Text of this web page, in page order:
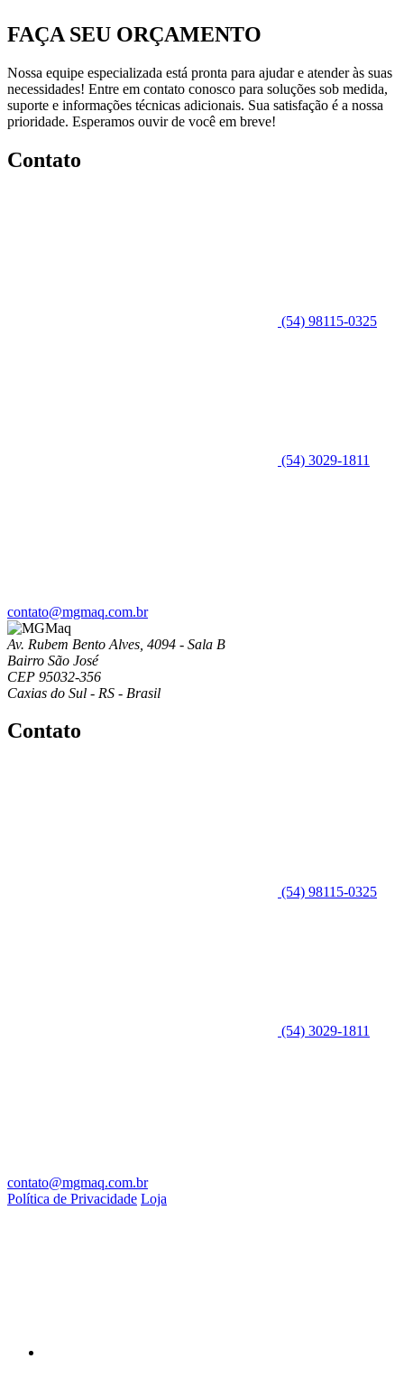
FAÇA SEU ORÇAMENTO
Nossa equipe especializada está pronta para ajudar e atender às suas
necessidades! Entre em contato conosco para soluções sob medida,
suporte e informações técnicas adicionais. Sua satisfação é a nossa
prioridade. Esperamos ouvir de você em breve!
Contato
(54) 98115-0325
(54) 3029-1811
contato@mgmaq.com.br
Av. Rubem Bento Alves, 4094 - Sala B
Bairro São José
CEP 95032-356
Caxias do Sul - RS - Brasil
Contato
(54) 98115-0325
(54) 3029-1811
contato@mgmaq.com.br
Política de Privacidade Loja